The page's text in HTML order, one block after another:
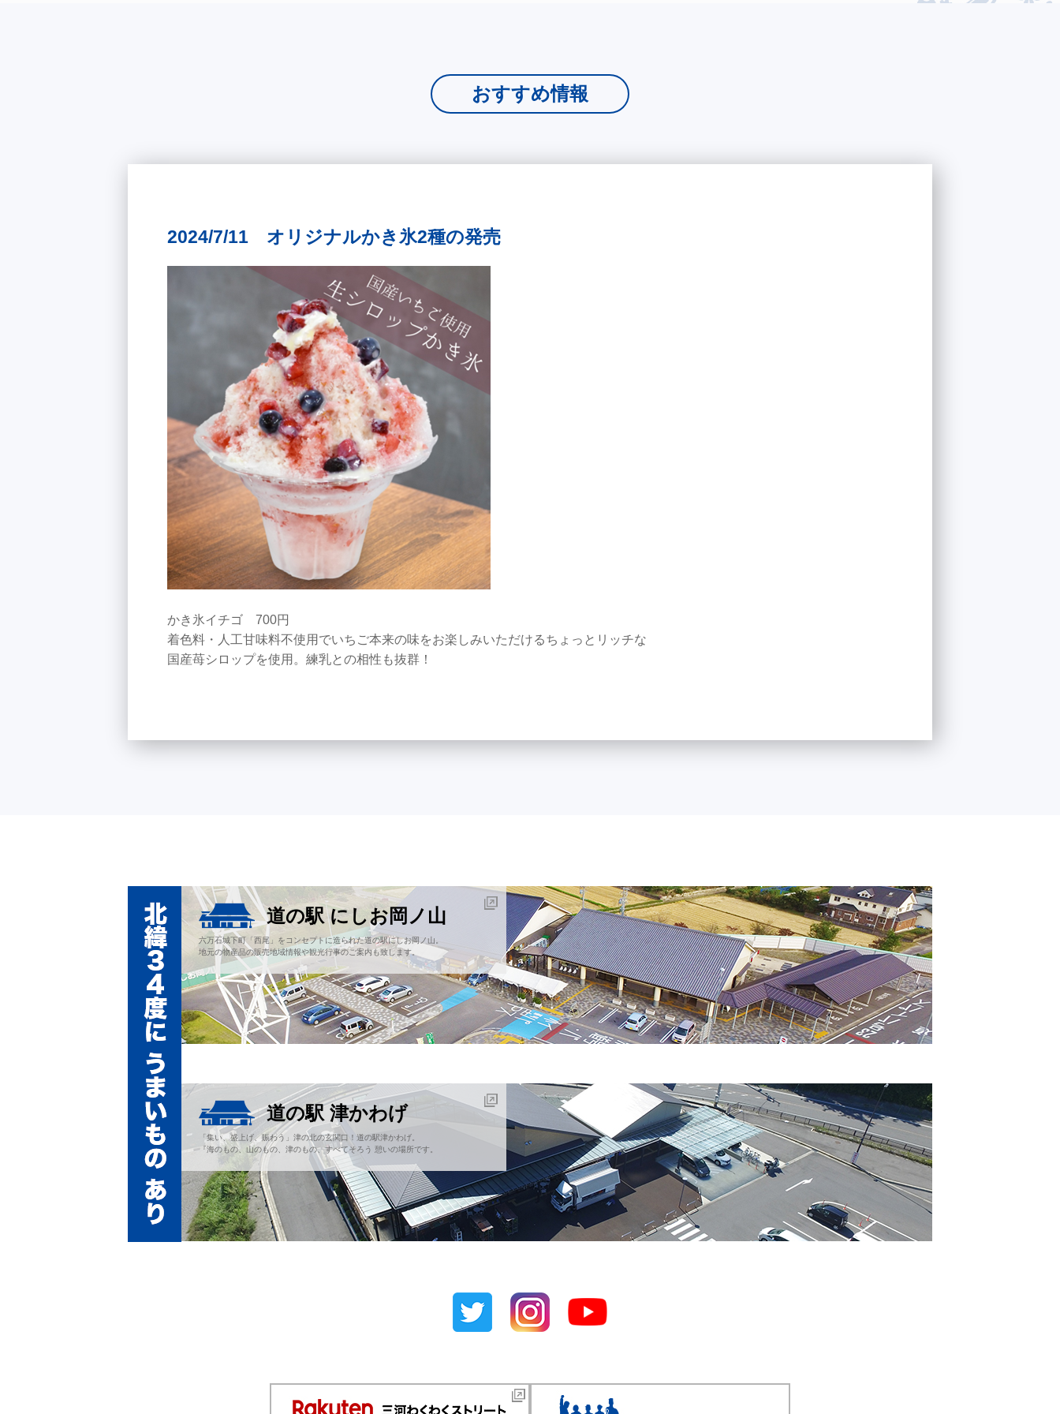
おすすめ情報
2024/7/11 オリジナルかき氷2種の発売
かき氷イチゴ 700円
着色料・人工甘味料不使用でいちご本来の味をお楽しみいただけるちょっとリッチな
国産苺シロップを使用。練乳との相性も抜群！
道の駅 にしお岡ノ山
六万石城下町「西尾」をコンセプトに造られた道の駅にしお岡ノ山。
地元の物産品の販売地域情報や観光行事のご案内も致します。
道の駅 津かわげ
「集い、盛上げ、賑わう」津の北の玄関口！道の駅津かわげ。
『海のもの、山のもの、津のもの、すべてそろう 憩いの場所です。